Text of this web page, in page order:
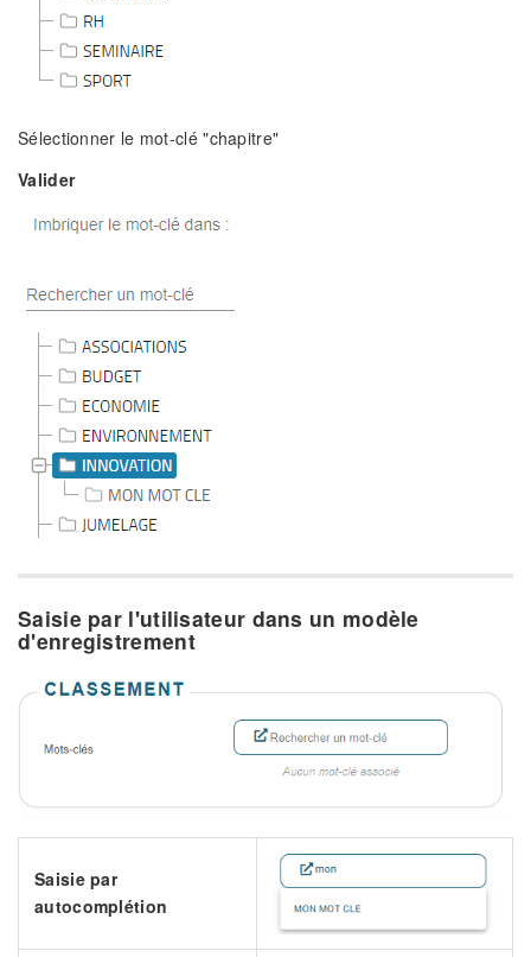
Sélectionner le mot-clé "chapitre"
Valider
Saisie par l'utilisateur dans un modèle
d'enregistrement
Saisie par
autocomplétion